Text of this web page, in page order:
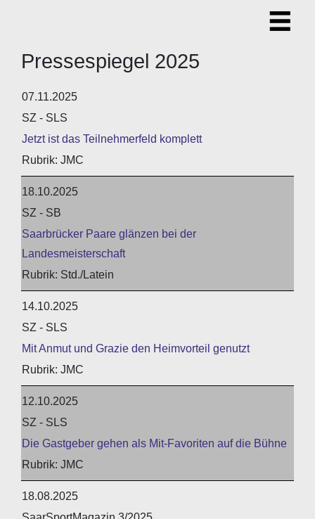
Pressespiegel 2025
07.11.2025
SZ - SLS
Jetzt ist das Teilnehmerfeld komplett
JMC
18.10.2025
SZ - SB
Saarbrücker Paare glänzen bei der
Landesmeisterschaft
Std./Latein
14.10.2025
SZ - SLS
Mit Anmut und Grazie den Heimvorteil genutzt
JMC
12.10.2025
SZ - SLS
Die Gastgeber gehen als Mit-Favoriten auf die Bühne
JMC
18.08.2025